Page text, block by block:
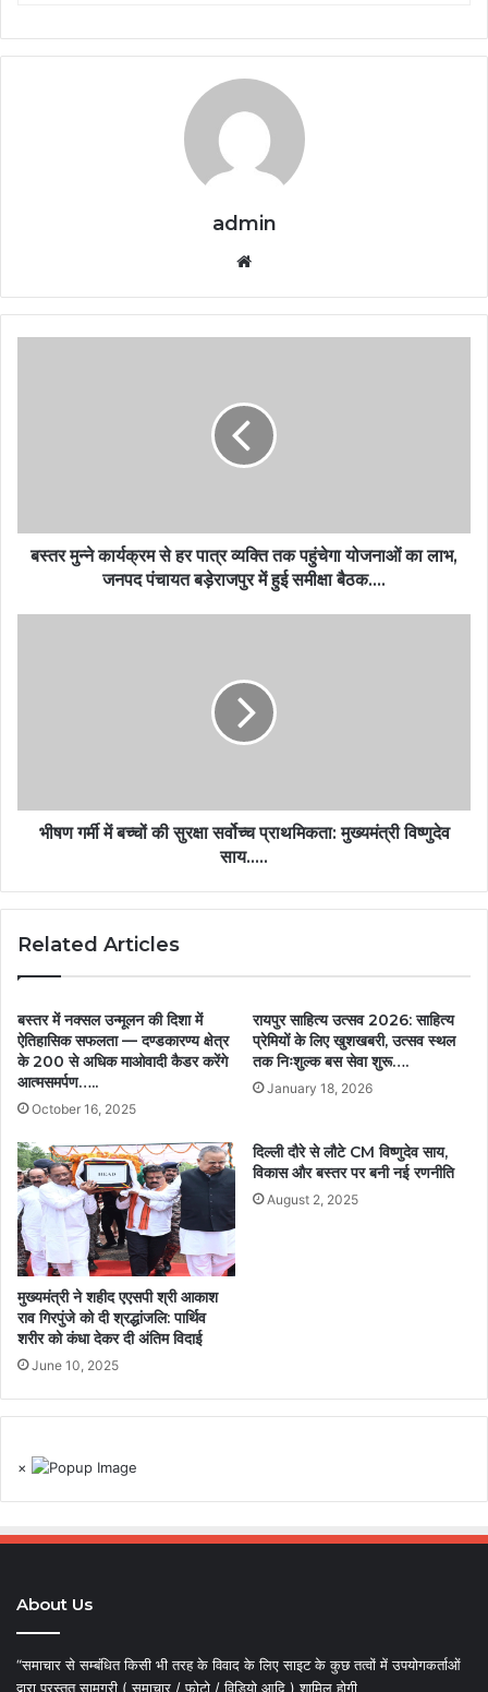
admin
बस्तर मुन्ने कार्यक्रम से हर पात्र व्यक्ति तक पहुंचेगा योजनाओं का लाभ,
जनपद पंचायत बड़ेराजपुर में हुई समीक्षा बैठक….
भीषण गर्मी में बच्चों की सुरक्षा सर्वोच्च प्राथमिकता: मुख्यमंत्री विष्णुदेव
साय…..
Related Articles
बस्तर में नक्सल उन्मूलन की दिशा में
ऐतिहासिक सफलता — दण्डकारण्य क्षेत्र
के 200 से अधिक माओवादी कैडर करेंगे
आत्मसमर्पण…..
October 16, 2025
रायपुर साहित्य उत्सव 2026: साहित्य
प्रेमियों के लिए खुशखबरी, उत्सव स्थल
तक निःशुल्क बस सेवा शुरू….
January 18, 2026
मुख्यमंत्री ने शहीद एएसपी श्री आकाश
राव गिरपुंजे को दी श्रद्धांजलि: पार्थिव
शरीर को कंधा देकर दी अंतिम विदाई
June 10, 2025
दिल्ली दौरे से लौटे CM विष्णुदेव साय,
विकास और बस्तर पर बनी नई रणनीति
August 2, 2025
×
About Us
“समाचार से सम्बंधित किसी भी तरह के विवाद के लिए साइट के कुछ तत्वों में उपयोगकर्ताओं
द्वारा प्रस्तुत सामग्री ( समाचार / फोटो / विडियो आदि ) शामिल होगी